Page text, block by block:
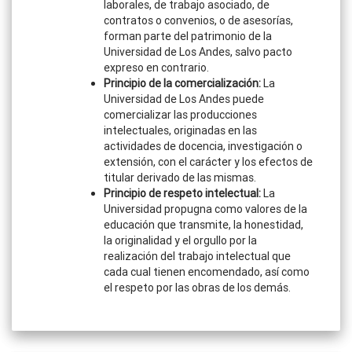
laborales, de trabajo asociado, de
contratos o convenios, o de asesorías,
forman parte del patrimonio de la
Universidad de Los Andes, salvo pacto
expreso en contrario.
Principio de la comercialización:La
Universidad de Los Andes puede
comercializar las producciones
intelectuales, originadas en las
actividades de docencia, investigación o
extensión, con el carácter y los efectos de
titular derivado de las mismas.
Principio de respeto intelectual:La
Universidad propugna como valores de la
educación que transmite, la honestidad,
la originalidad y el orgullo por la
realización del trabajo intelectual que
cada cual tienen encomendado, así como
el respeto por las obras de los demás.